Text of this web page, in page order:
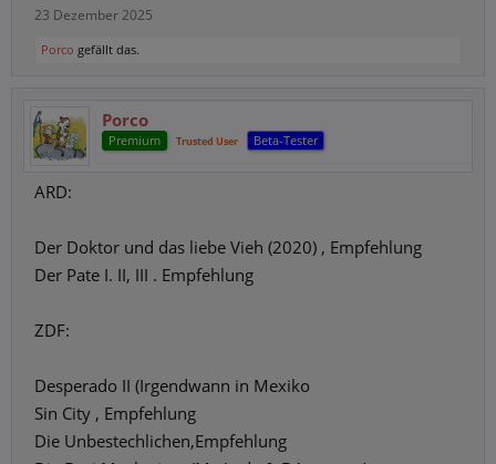
23 Dezember 2025
Porco gefällt das.
Porco
Premium Trusted User Beta-Tester
ARD:
Der Doktor und das liebe Vieh (2020) , Empfehlung
Der Pate I. II, III . Empfehlung
ZDF:
Desperado II (Irgendwann in Mexiko
Sin City , Empfehlung
Die Unbestechlichen,Empfehlung